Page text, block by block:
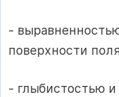
-
поверхности
- глыбистостью